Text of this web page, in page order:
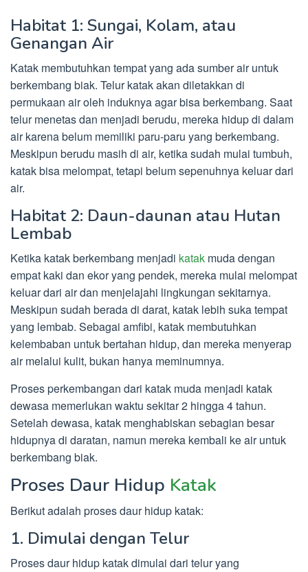
Habitat 1: Sungai, Kolam, atau
Genangan Air
Katak membutuhkan tempat yang ada sumber air untuk
berkembang biak. Telur katak akan diletakkan di
permukaan air oleh induknya agar bisa berkembang. Saat
telur menetas dan menjadi berudu, mereka hidup di dalam
air karena belum memiliki paru-paru yang berkembang.
Meskipun berudu masih di air, ketika sudah mulai tumbuh,
katak bisa melompat, tetapi belum sepenuhnya keluar dari
air.
Habitat 2: Daun-daunan atau Hutan
Lembab
Ketika katak berkembang menjadi katak muda dengan
empat kaki dan ekor yang pendek, mereka mulai melompat
keluar dari air dan menjelajahi lingkungan sekitarnya.
Meskipun sudah berada di darat, katak lebih suka tempat
yang lembab. Sebagai amfibi, katak membutuhkan
kelembaban untuk bertahan hidup, dan mereka menyerap
air melalui kulit, bukan hanya meminumnya.
Proses perkembangan dari katak muda menjadi katak
dewasa memerlukan waktu sekitar 2 hingga 4 tahun.
Setelah dewasa, katak menghabiskan sebagian besar
hidupnya di daratan, namun mereka kembali ke air untuk
berkembang biak.
Proses Daur Hidup Katak
Berikut adalah proses daur hidup katak:
1. Dimulai dengan Telur
Proses daur hidup katak dimulai dari telur yang